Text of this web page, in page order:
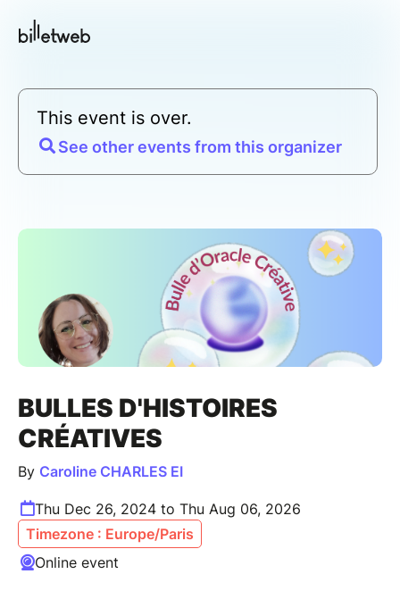
This event is over.
See other events from this organizer
BULLES D'HISTOIRES
CRÉATIVES
By Caroline CHARLES EI
Thu Dec 26, 2024 to Thu Aug 06, 2026
Timezone : Europe/Paris
Online event